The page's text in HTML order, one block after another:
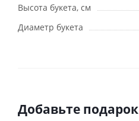
Высота букета, см
Диаметр букета
Добавьте подарок